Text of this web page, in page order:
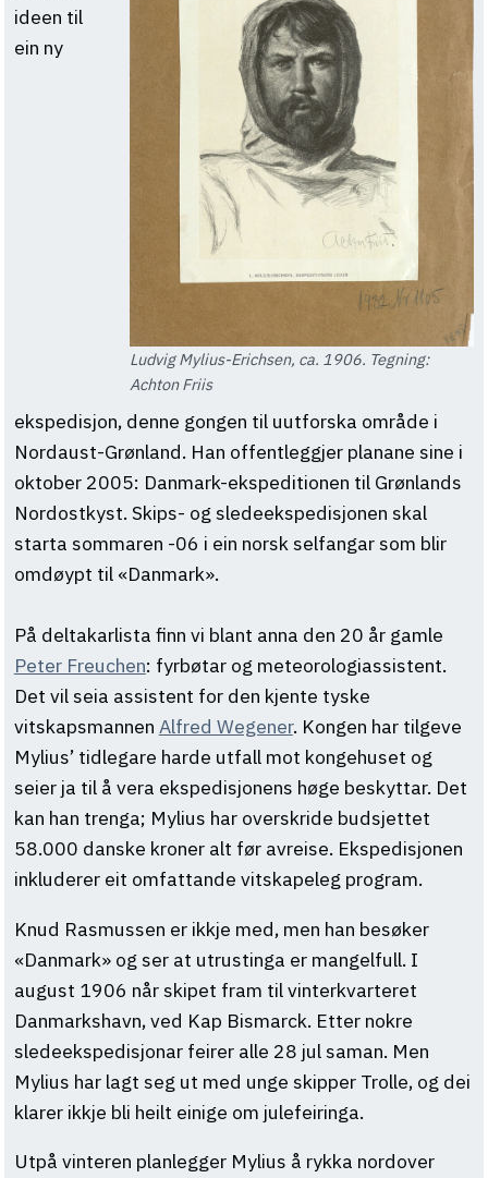
Ludvig Mylius-Erichsen, ca. 1906. Tegning:
Achton Friis
ideen til
ein ny
ekspedisjon, denne gongen til uutforska område i
Nordaust-Grønland. Han offentleggjer planane sine i
oktober 2005: Danmark-ekspeditionen til Grønlands
Nordostkyst. Skips- og sledeekspedisjonen skal
starta sommaren -06 i ein norsk selfangar som blir
omdøypt til «Danmark».
På deltakarlista finn vi blant anna den 20 år gamle
Peter Freuchen: fyrbøtar og meteorologiassistent.
Det vil seia assistent for den kjente tyske
vitskapsmannen Alfred Wegener. Kongen har tilgeve
Mylius’ tidlegare harde utfall mot kongehuset og
seier ja til å vera ekspedisjonens høge beskyttar. Det
kan han trenga; Mylius har overskride budsjettet
58.000 danske kroner alt før avreise. Ekspedisjonen
inkluderer eit omfattande vitskapeleg program.
Knud Rasmussen er ikkje med, men han besøker
«Danmark» og ser at utrustinga er mangelfull. I
august 1906 når skipet fram til vinterkvarteret
Danmarkshavn, ved Kap Bismarck. Etter nokre
sledeekspedisjonar feirer alle 28 jul saman. Men
Mylius har lagt seg ut med unge skipper Trolle, og dei
klarer ikkje bli heilt einige om julefeiringa.
Utpå vinteren planlegger Mylius å rykka nordover